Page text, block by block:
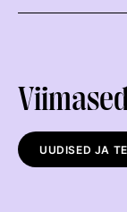
UUDISED JA